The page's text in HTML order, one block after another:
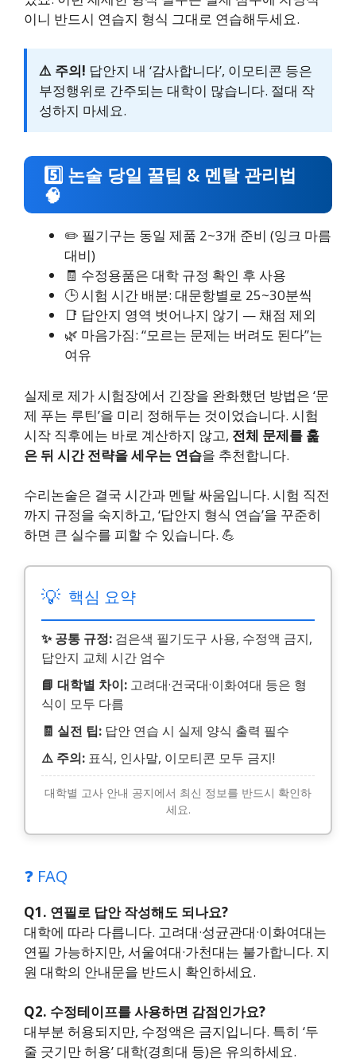
이니 반드시 연습지 형식 그대로 연습해두세요.
⚠️ 주의! 답안지 내 ‘감사합니다’, 이모티콘 등은
부정행위로 간주되는 대학이 많습니다. 절대 작
성하지 마세요.
5️⃣ 논술 당일 꿀팁 & 멘탈 관리법
🧠
✏️ 필기구는 동일 제품 2~3개 준비 (잉크 마름
대비)
🧾 수정용품은 대학 규정 확인 후 사용
🕒 시험 시간 배분: 대문항별로 25~30분씩
📑 답안지 영역 벗어나지 않기 — 채점 제외
🌿 마음가짐: “모르는 문제는 버려도 된다”는
여유
실제로 제가 시험장에서 긴장을 완화했던 방법은 ‘문
제 푸는 루틴’을 미리 정해두는 것이었습니다. 시험
시작 직후에는 바로 계산하지 않고, 전체 문제를 훑
은 뒤 시간 전략을 세우는 연습을 추천합니다.
수리논술은 결국 시간과 멘탈 싸움입니다. 시험 직전
까지 규정을 숙지하고, ‘답안지 형식 연습’을 꾸준히
하면 큰 실수를 피할 수 있습니다. 💪
💡 핵심 요약
✨ 공통 규정: 검은색 필기도구 사용, 수정액 금지,
답안지 교체 시간 엄수
📘 대학별 차이: 고려대·건국대·이화여대 등은 형
식이 모두 다름
🧾 실전 팁: 답안 연습 시 실제 양식 출력 필수
⚠️ 주의: 표식, 인사말, 이모티콘 모두 금지!
대학별 고사 안내 공지에서 최신 정보를 반드시 확인하
세요.
❓ FAQ
Q1. 연필로 답안 작성해도 되나요?
대학에 따라 다릅니다. 고려대·성균관대·이화여대는
연필 가능하지만, 서울여대·가천대는 불가합니다. 지
원 대학의 안내문을 반드시 확인하세요.
Q2. 수정테이프를 사용하면 감점인가요?
대부분 허용되지만, 수정액은 금지입니다. 특히 ‘두
줄 긋기만 허용’ 대학(경희대 등)은 유의하세요.